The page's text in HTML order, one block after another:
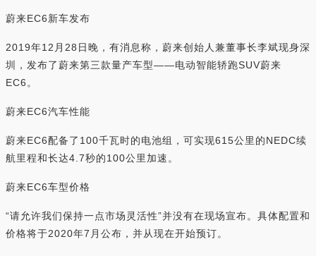
蔚来EC6新车发布
2019年12月28日晚，有消息称，蔚来创始人兼董事长李斌现身深
圳，发布了蔚来第三款量产车型——电动智能轿跑SUV蔚来
EC6。
蔚来EC6汽车性能
蔚来EC6配备了100千瓦时的电池组，可实现615公里的NEDC续
航里程和长达4.7秒的100公里加速。
蔚来EC6车型价格
“请允许我们保持一点市场灵活性”并没有在现场宣布。具体配置和
价格将于2020年7月公布，并从现在开始预订。